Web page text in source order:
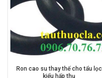
Ron cao su thay thế cho tẩu lọc
kiểu hấp thụ